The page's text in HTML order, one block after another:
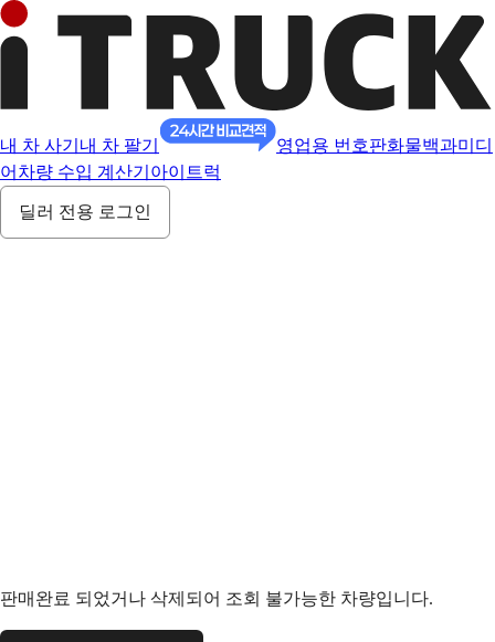
내 차 사기 내 차 팔기 영업용 번호판화물백과미디
어 차량 수입 계산기 아이트럭
딜러 전용 로그인
판매완료 되었거나 삭제되어 조회 불가능한 차량입니다.